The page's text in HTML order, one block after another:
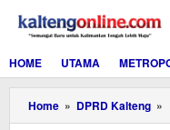
konten
HOME
UTAMA
Home » DPRD Kalteng »